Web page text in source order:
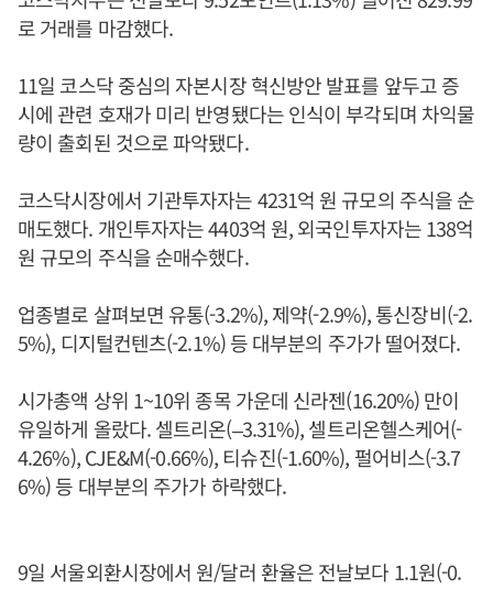
로 거래를 마감했다.
11일 코스닥 중심의 자본시장 혁신방안 발표를 앞두고 증
시에 관련 호재가 미리 반영됐다는 인식이 부각되며 차익물
량이 출회된 것으로 파악됐다.
코스닥시장에서 기관투자자는 4231억 원 규모의 주식을 순
매도했다. 개인투자자는 4403억 원, 외국인투자자는 138억
원 규모의 주식을 순매수했다.
업종별로 살펴보면 유통(-3.2%), 제약(-2.9%), 통신장비(-2.
5%), 디지털컨텐츠(-2.1%) 등 대부분의 주가가 떨어졌다.
시가총액 상위 1~10위 종목 가운데 신라젠(16.20%) 만이
유일하게 올랐다. 셀트리온(–3.31%), 셀트리온헬스케어(-
4.26%), CJE&M(-0.66%), 티슈진(-1.60%), 펄어비스(-3.7
6%) 등 대부분의 주가가 하락했다.
9일 서울외환시장에서 원/달러 환율은 전날보다 1.1원(-0.